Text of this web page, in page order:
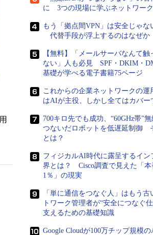
に 3つの現場に学ぶネットワー
もう「拠点間VPN」は安全じゃな
代替手段が浮上するのはなぜか
【無料】「メールサーバなんて触
ない」人も必見 SPF・DKIM・
基礎が学べる電子書籍75ページ
これからの企業ネットワークの運
はAIが主役、しかし全てはカバー
700キロ先でも成功、“60GHz帯”
つないだロボットを低遅延制御
とは？
フィジカルAI時代に露呈するイン
界とは？ Cisco調査で見えた「本
1％」の現実
「単に通信をつなぐ人」はもう
トワーク管理者が“安全につなぐ
支えるための基礎知識
Google Cloudが100万チップ規模